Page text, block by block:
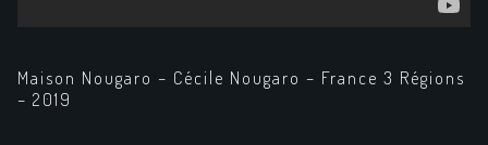
Maison Nougaro – Cécile Nougaro – France 3 Régions
– 2019